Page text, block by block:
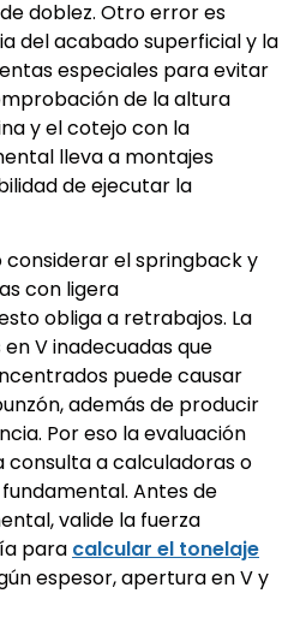
doblez. Otro error es
del acabado superficial y la
especiales para evitar
de la altura
y el cotejo con la
lleva a montajes
de ejecutar la
considerar el springback y
con ligera
obliga a retrabajos. La
V inadecuadas que
puede causar
además de producir
Por eso la evaluación
consulta a calculadoras o
Antes de
valide la fuerza
para calcular el tonelaje
espesor, apertura en V y